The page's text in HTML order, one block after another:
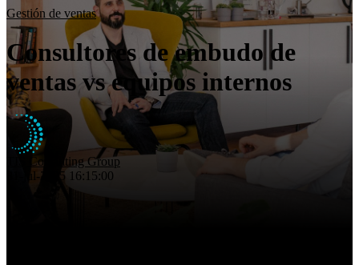
Eficiencia operativa
Insights
Nosotros
Contacto
Gestión de ventas
Consultores de embudo de
ventas vs equipos internos
TIS Consulting Group
31-jul-2025 16:15:00